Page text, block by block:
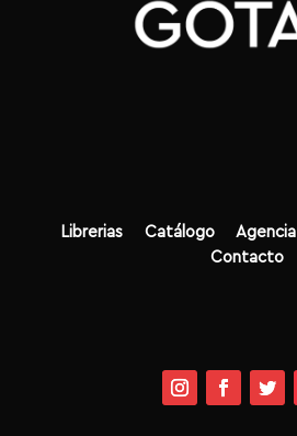
Librerias CatálogoAgencia
Contacto